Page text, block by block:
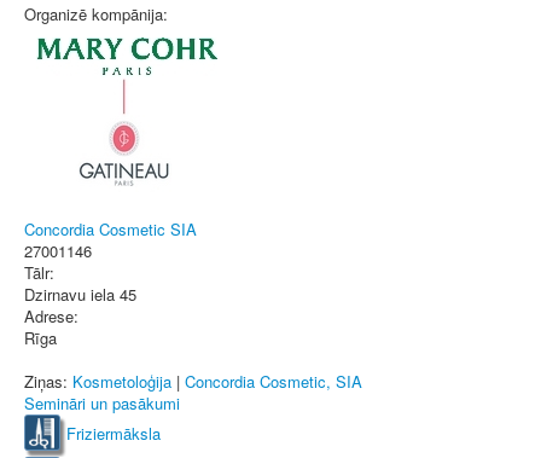
Organizē kompānija:
Concordia Cosmetic SIA
27001146
Tālr:
Dzirnavu iela 45
Adrese:
Rīga
Ziņas: Kosmetoloģija | Concordia Cosmetic, SIA
Semināri un pasākumi
Friziermāksla